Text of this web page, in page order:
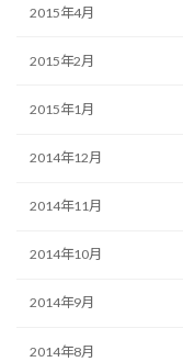
2015年4月
2015年2月
2015年1月
2014年12月
2014年11月
2014年10月
2014年9月
2014年8月